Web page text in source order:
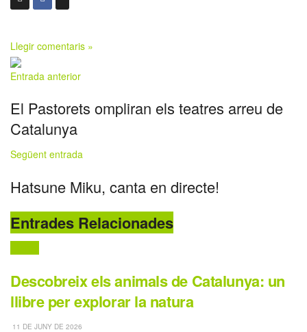
Llegir comentaris »
Entrada anterior
El Pastorets ompliran els teatres arreu de
Catalunya
Següent entrada
Hatsune Miku, canta en directe!
Entrades Relacionades
Descobreix els animals de Catalunya: un
llibre per explorar la natura
11 DE JUNY DE 2026